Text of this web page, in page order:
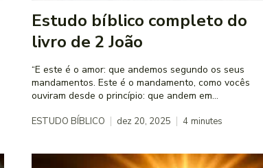
Estudo bíblico completo do
livro de 2 João
“E este é o amor: que andemos segundo os seus
mandamentos. Este é o mandamento, como vocês
ouviram desde o princípio: que andem em...
ESTUDO BÍBLICO dez 20, 2025 4 minutes